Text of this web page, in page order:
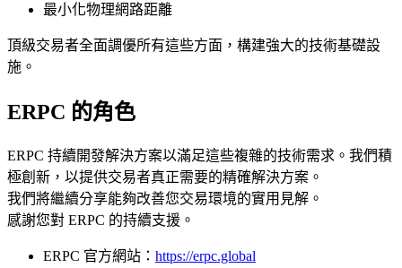
最小化物理網路距離
頂級交易者全面調優所有這些方面，構建強大的技術基礎設
施。
ERPC 的角色
ERPC 持續開發解決方案以滿足這些複雜的技術需求。我們積
極創新，以提供交易者真正需要的精確解決方案。
我們將繼續分享能夠改善您交易環境的實用見解。
感謝您對 ERPC 的持續支援。
ERPC 官方網站： https://erpc.global